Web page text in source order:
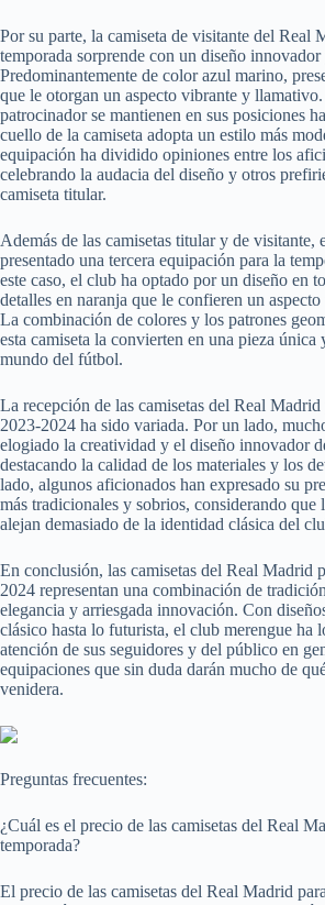
Por su parte, la camiseta de visitante del Real
temporada sorprende con un diseño innovador
Predominantemente de color azul marino,
que le otorgan un aspecto vibrante y
patrocinador se mantienen en sus posiciones
cuello de la camiseta adopta un estilo más
equipación ha dividido opiniones entre los
celebrando la audacia del diseño y otros
camiseta titular.
Además de las camisetas titular y de visitante,
presentado una tercera equipación para la
este caso, el club ha optado por un diseño en
detalles en naranja que le confieren un
La combinación de colores y los patrones
esta camiseta la convierten en una pieza
mundo del fútbol.
La recepción de las camisetas del Real Madrid
2023-2024 ha sido variada. Por un lado,
elogiado la creatividad y el diseño innovador
destacando la calidad de los materiales y los
lado, algunos aficionados han expresado su
más tradicionales y sobrios, considerando que
alejan demasiado de la identidad clásica del
En conclusión, las camisetas del Real Madrid
2024 representan una combinación de
elegancia y arriesgada innovación. Con
clásico hasta lo futurista, el club merengue ha
atención de sus seguidores y del público en
equipaciones que sin duda darán mucho de
venidera.
Preguntas frecuentes:
¿Cuál es el precio de las camisetas del Real
temporada?
El precio de las camisetas del Real Madrid